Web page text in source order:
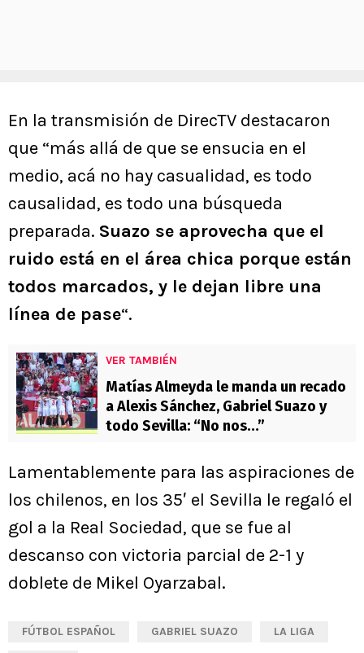
En la transmisión de DirecTV destacaron
que “más allá de que se ensucia en el
medio, acá no hay casualidad, es todo
causalidad, es todo una búsqueda
preparada. Suazo se aprovecha que el
ruido está en el área chica porque están
todos marcados, y le dejan libre una
línea de pase“.
VER TAMBIÉN
Matías Almeyda le manda un recado
a Alexis Sánchez, Gabriel Suazo y
todo Sevilla: “No nos…”
Lamentablemente para las aspiraciones de
los chilenos, en los 35′ el Sevilla le regaló el
gol a la Real Sociedad, que se fue al
descanso con victoria parcial de 2-1 y
doblete de Mikel Oyarzabal.
FÚTBOL ESPAÑOL GABRIEL SUAZO LA LIGA